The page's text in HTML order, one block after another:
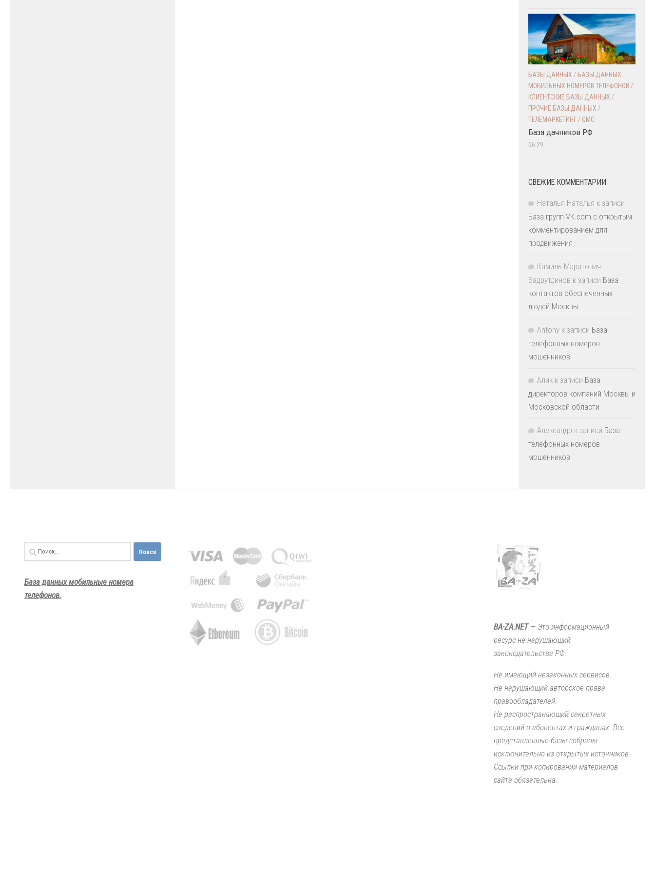
БАЗЫ ДАННЫХ / БАЗЫ ДАННЫХ
МОБИЛЬНЫХ НОМЕРОВ ТЕЛЕФОНОВ /
КЛИЕНТСКИЕ БАЗЫ ДАННЫХ /
ПРОЧИЕ БАЗЫ ДАННЫХ /
ТЕЛЕМАРКЕТИНГ / СМС
База дачников РФ
06:29
СВЕЖИЕ КОММЕНТАРИИ
Наталья Наталья к записи
База групп VK.com с открытым
комментированием для
продвижения
Камиль Маратович
Бадрутдинов к записи База
контактов обеспеченных
людей Москвы
Antony к записи База
телефонных номеров
мошенников
Алик к записи База
директоров компаний Москвы и
Московской области
Александр к записи База
телефонных номеров
мошенников
Найти:
База данных мобильные номера
телефонов.
BA-ZA.NET— Это информационный
ресурс не нарушающий
законодательства РФ.
Не имеющий незаконных сервисов.
Не нарушающий авторское права
правообладателей.
Не распространяющий секретных
сведений о абонентах и гражданах. Все
представленные базы собраны
исключительно из открытых источников.
Ссылки при копировании материалов
сайта обязательна.